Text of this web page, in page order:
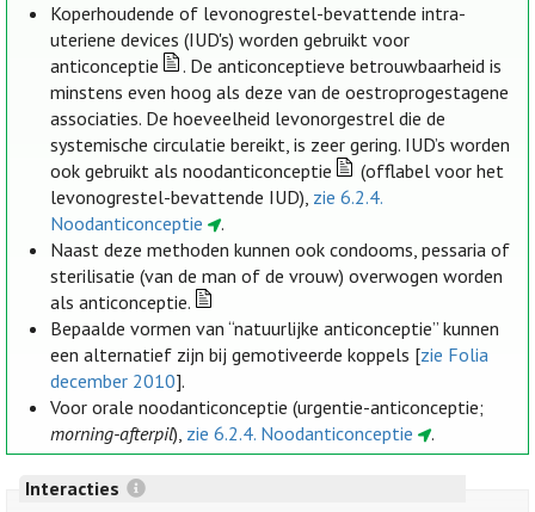
Koperhoudende of levonogrestel-bevattende intra-
uteriene devices (IUD's) worden gebruikt voor
anticonceptie
. De anticonceptieve betrouwbaarheid is
minstens even hoog als deze van de oestroprogestagene
associaties. De hoeveelheid levonorgestrel die de
systemische circulatie bereikt, is zeer gering. IUD’s worden
ook gebruikt als noodanticonceptie
(offlabel voor het
levonogrestel-bevattende IUD), zie 6.2.4.
Noodanticonceptie
.
Naast deze methoden kunnen ook condooms, pessaria of
sterilisatie (van de man of de vrouw) overwogen worden
als anticonceptie.
Bepaalde vormen van “natuurlijke anticonceptie” kunnen
een alternatief zijn bij gemotiveerde koppels [zie Folia
december 2010].
Voor orale noodanticonceptie (urgentie-anticonceptie;
morning-afterpil), zie 6.2.4. Noodanticonceptie .
Interacties